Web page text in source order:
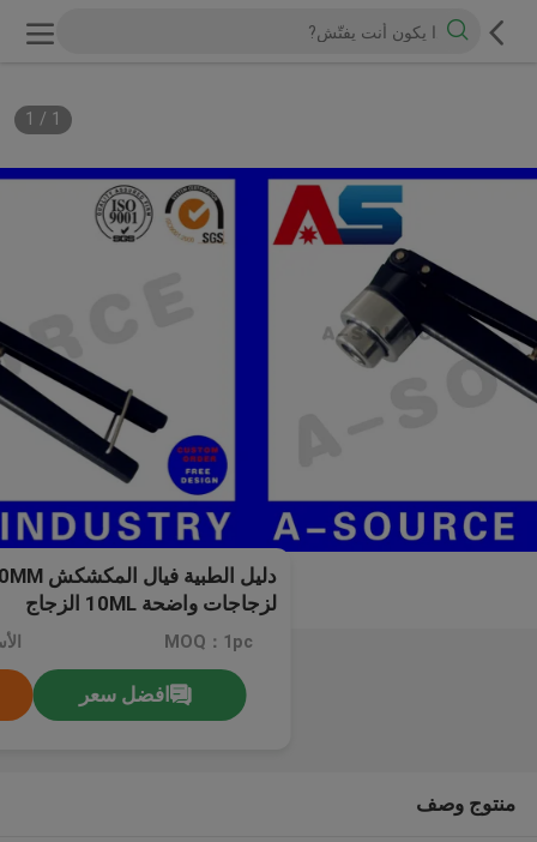
1
/
1
لزجاجات واضحة 10ML الزجاج
MOQ：1pc
افضل سعر
منتوج وصف